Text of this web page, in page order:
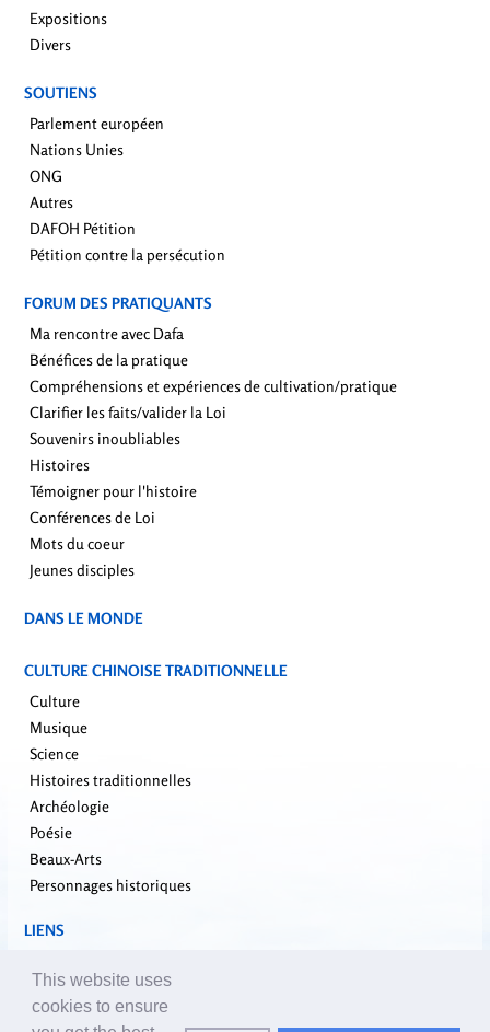
Expositions
Divers
SOUTIENS
Parlement européen
Nations Unies
ONG
Autres
DAFOH Pétition
Pétition contre la persécution
FORUM DES PRATIQUANTS
Ma rencontre avec Dafa
Bénéfices de la pratique
Compréhensions et expériences de cultivation/pratique
Clarifier les faits/valider la Loi
Souvenirs inoubliables
Histoires
Témoigner pour l'histoire
Conférences de Loi
Mots du coeur
Jeunes disciples
DANS LE MONDE
CULTURE CHINOISE TRADITIONNELLE
Culture
Musique
Science
Histoires traditionnelles
Archéologie
Poésie
Beaux-Arts
Personnages historiques
LIENS
faluninfo.net
minghui.org
This website uses
cookies to ensure